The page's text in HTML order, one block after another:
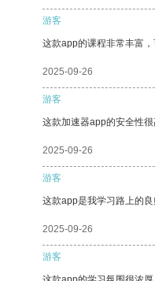
游客
这款app的课程非常丰富
2025-09-26
游客
这款加速器app的安全性
2025-09-26
游客
这款app是我学习路上的
2025-09-26
游客